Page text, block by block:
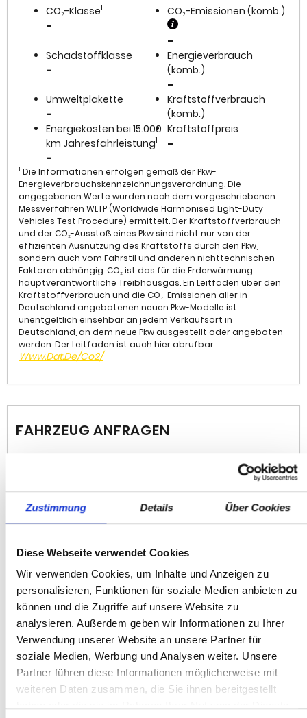
Zustimmung Details Über Cookies
Diese Webseite verwendet Cookies
Wir verwenden Cookies, um Inhalte und Anzeigen zu
personalisieren, Funktionen für soziale Medien anbieten zu
können und die Zugriffe auf unsere Website zu
analysieren. Außerdem geben wir Informationen zu Ihrer
Verwendung unserer Website an unsere Partner für
soziale Medien, Werbung und Analysen weiter. Unsere
Partner führen diese Informationen möglicherweise mit
weiteren Daten zusammen, die Sie ihnen bereitgestellt
CO₂-Klasse1
-
CO₂-Emissionen (komb.)1
-
Schadstoffklasse
-
Energieverbrauch
(komb.)1
-
Umweltplakette
-
Kraftstoffverbrauch
(komb.)1
Energiekosten bei 15.000
km Jahresfahrleistung1
-
Kraftstoffpreis
-
1 Die Informationen erfolgen gemäß der Pkw-
Energieverbrauchskennzeichnungsverordnung. Die
angegebenen Werte wurden nach dem vorgeschriebenen
Messverfahren WLTP (Worldwide Harmonised Light-Duty
Vehicles Test Procedure) ermittelt. Der Kraftstoffverbrauch
und der CO₂-Ausstoß eines Pkw sind nicht nur von der
effizienten Ausnutzung des Kraftstoffs durch den Pkw,
sondern auch vom Fahrstil und anderen nichttechnischen
Faktoren abhängig. CO₂ ist das für die Erderwärmung
hauptverantwortliche Treibhausgas. Ein Leitfaden über den
Kraftstoffverbrauch und die CO₂-Emissionen aller in
Deutschland angebotenen neuen Pkw-Modelle ist
unentgeltlich einsehbar an jedem Verkaufsort in
Deutschland, an dem neue Pkw ausgestellt oder angeboten
werden. Der Leitfaden ist auch hier abrufbar:
Www.dat.de/co2/
FAHRZEUG ANFRAGEN
Anrede*
Nachname*
E-Mail Adresse